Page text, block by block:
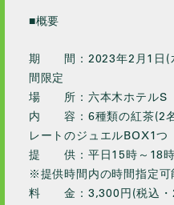
■概要
期 間：​2023年2月1日(
間限定
場 所：六本木ホテルS
内 容：6種類の紅茶(2名
レートのジュエルBOX1つ
提 供：平日15時～18時
※提供時間内の時間指定可
料 金：3,300円(税込・